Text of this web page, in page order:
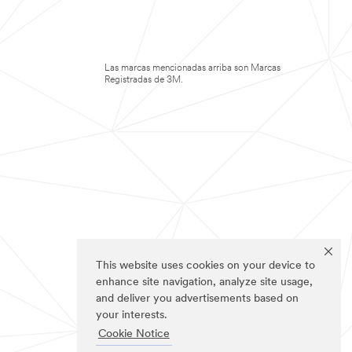
This website uses cookies on your device to
enhance site navigation, analyze site usage,
and deliver you advertisements based on
your interests.
Cookie Notice
Las marcas mencionadas arriba son Marcas
Registradas de 3M.